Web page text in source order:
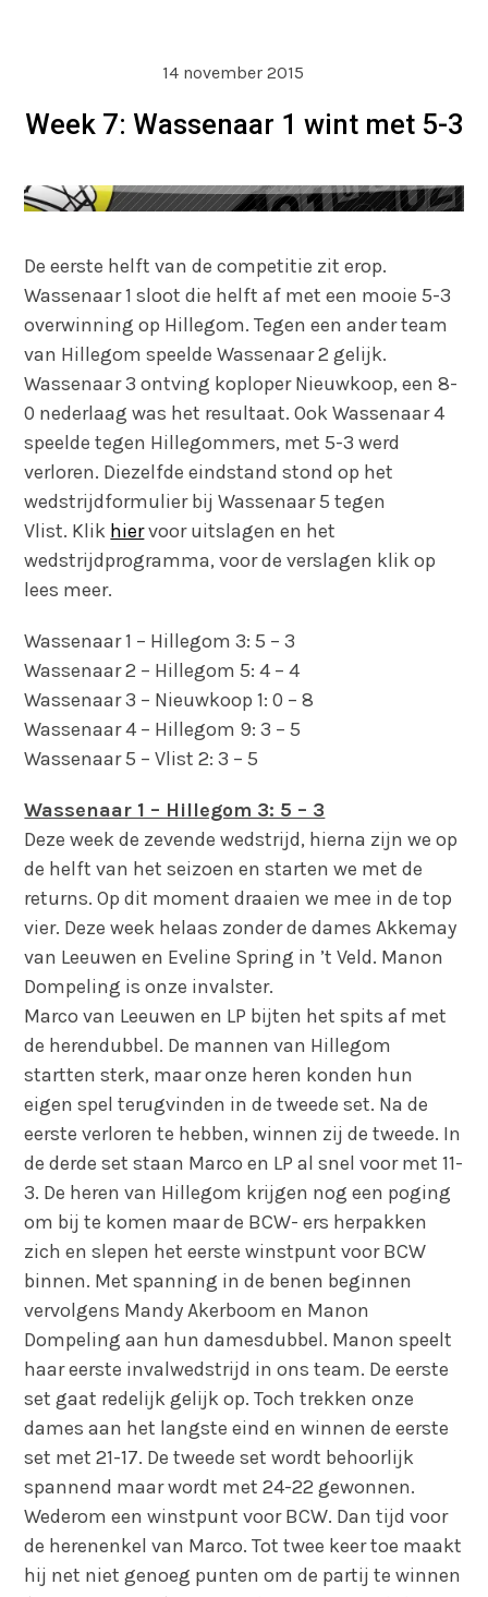
14 november 2015
Week 7: Wassenaar 1 wint met 5-3
De eerste helft van de competitie zit erop.
Wassenaar 1 sloot die helft af met een mooie 5-3
overwinning op Hillegom. Tegen een ander team
van Hillegom speelde Wassenaar 2 gelijk.
Wassenaar 3 ontving koploper Nieuwkoop, een 8-
0 nederlaag was het resultaat. Ook Wassenaar 4
speelde tegen Hillegommers, met 5-3 werd
verloren. Diezelfde eindstand stond op het
wedstrijdformulier bij Wassenaar 5 tegen
Vlist. Klik hiervoor uitslagen en het
wedstrijdprogramma, voor de verslagen klik op
lees meer.
Wassenaar 1 – Hillegom 3: 5 – 3
Wassenaar 2 – Hillegom 5: 4 – 4
Wassenaar 3 – Nieuwkoop 1: 0 – 8
Wassenaar 4 – Hillegom 9: 3 – 5
Wassenaar 5 – Vlist 2: 3 – 5
Wassenaar 1 – Hillegom 3: 5 – 3
Deze week de zevende wedstrijd, hierna zijn we op
de helft van het seizoen en starten we met de
returns. Op dit moment draaien we mee in de top
vier. Deze week helaas zonder de dames Akkemay
van Leeuwen en Eveline Spring in ’t Veld. Manon
Dompeling is onze invalster.
Marco van Leeuwen en LP bijten het spits af met
de herendubbel. De mannen van Hillegom
startten sterk, maar onze heren konden hun
eigen spel terugvinden in de tweede set. Na de
eerste verloren te hebben, winnen zij de tweede. In
de derde set staan Marco en LP al snel voor met 11-
3. De heren van Hillegom krijgen nog een poging
om bij te komen maar de BCW- ers herpakken
zich en slepen het eerste winstpunt voor BCW
binnen. Met spanning in de benen beginnen
vervolgens Mandy Akerboom en Manon
Dompeling aan hun damesdubbel. Manon speelt
haar eerste invalwedstrijd in ons team. De eerste
set gaat redelijk gelijk op. Toch trekken onze
dames aan het langste eind en winnen de eerste
set met 21-17. De tweede set wordt behoorlijk
spannend maar wordt met 24-22 gewonnen.
Wederom een winstpunt voor BCW. Dan tijd voor
de herenenkel van Marco. Tot twee keer toe maakt
hij net niet genoeg punten om de partij te winnen